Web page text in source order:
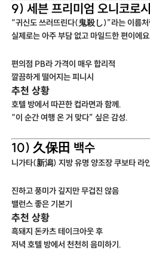
9) 세븐 프리미엄 오니코로시
“귀신도 쓰러뜨린다(鬼殺し)”라는 이름처
실제로는 아주 부담 없고 마일드한 편이에
편의점 PB라 가격이 매우 합리적
깔끔하게 떨어지는 피니시
추천 상황
호텔 방에서 따끈한 컵라면과 함께.
“이 순간 여행 온 거 맞다” 싶은 감성.
10) 久保田 백수
니가타(新潟) 지방 유명 양조장 쿠보타 라
진하고 풍미가 깊지만 무겁진 않음
밸런스 좋은 기본기
추천 상황
흑돼지 돈카츠 테이크아웃 후
저녁 호텔 방에서 천천히 음미하기.